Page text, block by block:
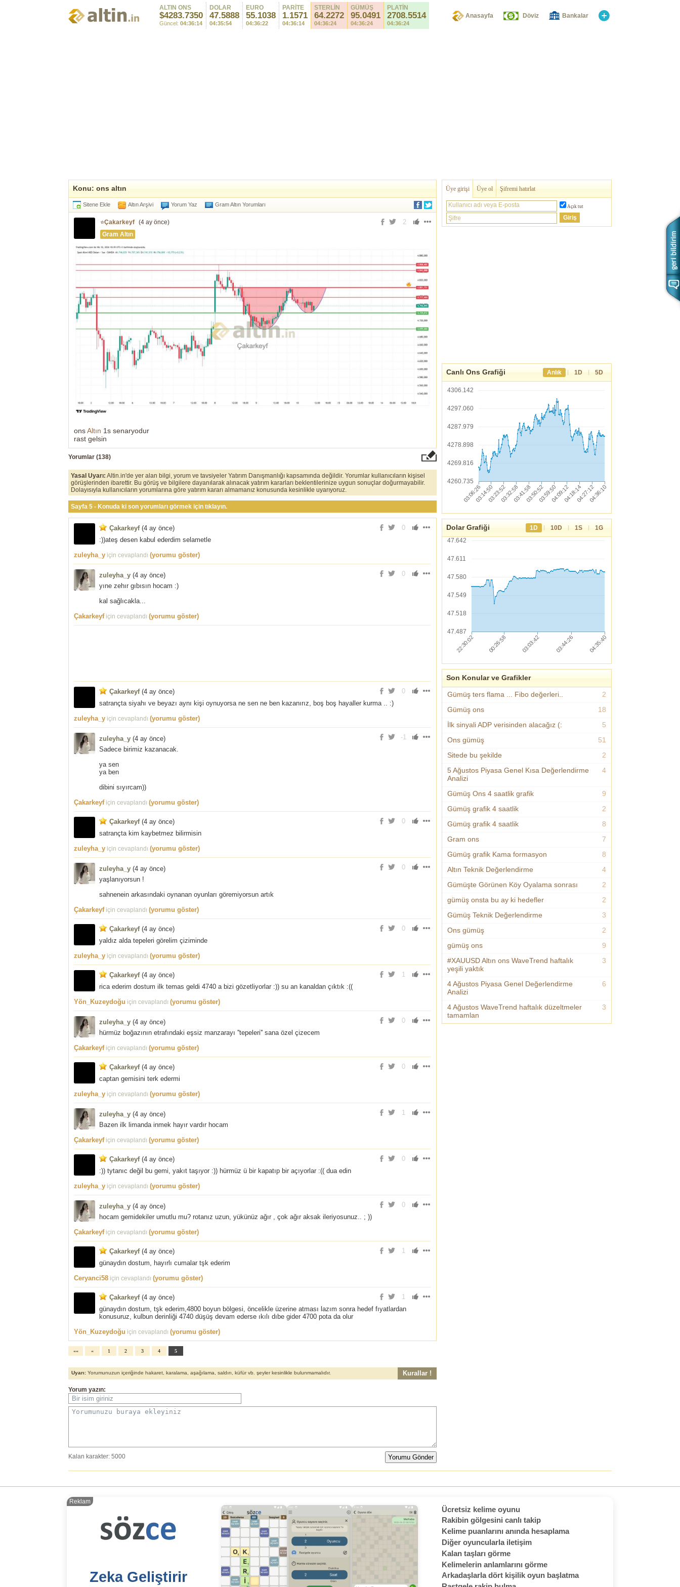
ALTIN ONS
$4283.7350
Güncel: 04:36:14
DOLAR
47.5888
04:35:54
EURO
55.1038
04:36:22
PARİTE
1.1571
04:36:14
STERLİN
64.2272
04:36:24
GÜMÜŞ
95.0491
04:36:24
PLATİN
2708.5514
04:36:24
Anasayfa Döviz Bankalar
Konu: ons altın
Sitene Ekle Altın Arşivi Yorum Yaz Gram Altın Yorumları
⭐Çakarkeyf (4 ay önce)
Gram Altın
2
onsAltın 1s senaryodur
rast gelsin
Yorumlar (138)
Yasal Uyarı: Altin.in'de yer alan bilgi, yorum ve tavsiyeler Yatırım Danışmanlığı kapsamında değildir. Yorumlar kullanıcıların kişisel
görüşlerinden ibarettir. Bu görüş ve bilgilere dayanılarak alınacak yatırım kararları beklentilerinize uygun sonuçlar doğurmayabilir.
Dolayısıyla kullanıcıların yorumlarına göre yatırım kararı almamanız konusunda kesinlikle uyarıyoruz.
Sayfa 5 - Konuda ki son yorumları görmek için tıklayın.
0
Çakarkeyf(4 ay önce)
:))ateş desen kabul ederdim selametle
zuleyha_y için cevaplandı (yorumu göster)
0
zuleyha_y (4 ay önce)
yıne zehır gıbısın hocam :)
kal sağlıcakla...
Çakarkeyfiçin cevaplandı (yorumu göster)
0
Çakarkeyf(4 ay önce)
satrançta siyahı ve beyazı aynı kişi oynuyorsa ne sen ne ben kazanırız, boş boş hayaller kurma .. :)
zuleyha_y için cevaplandı (yorumu göster)
-1
zuleyha_y (4 ay önce)
Sadece birimiz kazanacak.
ya sen
ya ben
dibini sıyırcam))
Çakarkeyfiçin cevaplandı (yorumu göster)
0
Çakarkeyf(4 ay önce)
satrançta kim kaybetmez bilirmisin
zuleyha_y için cevaplandı (yorumu göster)
0
zuleyha_y (4 ay önce)
yaşlanıyorsun !
sahnenein arkasındaki oynanan oyunları göremiyorsun artık
Çakarkeyfiçin cevaplandı (yorumu göster)
0
Çakarkeyf(4 ay önce)
yaldız alda tepeleri görelim çiziminde
zuleyha_y için cevaplandı (yorumu göster)
1
Çakarkeyf(4 ay önce)
rica ederim dostum ilk temas geldi 4740 a bizi gözetliyorlar :)) su an kanaldan çıktık :((
Yön_Kuzeydoğu için cevaplandı (yorumu göster)
0
zuleyha_y (4 ay önce)
hürmüz boğazının etrafındaki eşsiz manzarayı ''tepeleri'' sana özel çizecem
Çakarkeyfiçin cevaplandı (yorumu göster)
0
Çakarkeyf(4 ay önce)
captan gemisini terk edermi
zuleyha_y için cevaplandı (yorumu göster)
1
zuleyha_y (4 ay önce)
Bazen ilk limanda inmek hayır vardır hocam
Çakarkeyfiçin cevaplandı (yorumu göster)
0
Çakarkeyf(4 ay önce)
:)) tytanıc değil bu gemi, yakıt taşıyor :)) hürmüz ü bir kapatıp bir açıyorlar :(( dua edin
zuleyha_y için cevaplandı (yorumu göster)
0
zuleyha_y (4 ay önce)
hocam gemidekiler umutlu mu? rotanız uzun, yükünüz ağır , çok ağır aksak ileriyosunuz.. ; ))
Çakarkeyfiçin cevaplandı (yorumu göster)
1
Çakarkeyf(4 ay önce)
günaydın dostum, hayırlı cumalar tşk ederim
Ceryanci58 için cevaplandı (yorumu göster)
1
Çakarkeyf(4 ay önce)
günaydın dostum, tşk ederim,4800 boyun bölgesi, öncelikle üzerine atması lazım sonra hedef fıyatlardan
konusuruz, kulbun derinliği 4740 düşüş devam ederse ıkılı dıbe gider 4700 pota da olur
Yön_Kuzeydoğu için cevaplandı (yorumu göster)
«« « 1 2 3 4 5
Uyarı: Yorumunuzun içeriğinde hakaret, karalama, aşağılama, saldırı, küfür vb. şeyler kesinlikle bulunmamalıdır. Kurallar !
Yorum yazın:
Bir isim giriniz
Yorumunuzu buraya ekleyiniz
Kalan karakter: 5000
Üye girişi Üye ol Şifremi hatırlat
Kullanıcı adı veya E-posta Açık tut
Şifre
Canlı Ons Grafiği Anlık | 1D | 5D
4306.142
4297.060
4287.979
4278.898
4269.816
4260.735
Dolar Grafiği 1D | 10D | 1S |
1G
47.642
47.611
47.580
47.549
47.518
47.487
Son Konular ve Grafikler
Gümüş ters flama ... Fibo değerleri..
2
Gümüş ons
18
İlk sinyali ADP verisinden alacağız (:
5
Ons gümüş
51
Sitede bu şekilde
2
5 Ağustos Piyasa Genel Kısa Değerlendirme
Analizi
4
Gümüş Ons 4 saatlik grafik
9
Gümüş grafik 4 saatlik
2
Gümüş grafik 4 saatlik
8
Gram ons
7
Gümüş grafik Kama formasyon
8
Altın Teknik Değerlendirme
4
Gümüşte Görünen Köy Oyalama sonrası
2
gümüş onsta bu ay ki hedefler
2
Gümüş Teknik Değerlendirme
3
Ons gümüş
2
gümüş ons
9
#XAUUSD Altın ons WaveTrend haftalık
yeşili yaktık
3
4 Ağustos Piyasa Genel Değerlendirme
Analizi
6
4 Ağustos WaveTrend haftalık düzeltmeler
tamamlan
3
Zeka Geliştirir
Ücretsiz kelime oyunu
Rakibin gölgesini canlı takip
Kelime puanlarını anında hesaplama
Diğer oyuncularla iletişim
Kalan taşları görme
Kelimelerin anlamlarını görme
Arkadaşlarla dört kişilik oyun başlatma
Reklam